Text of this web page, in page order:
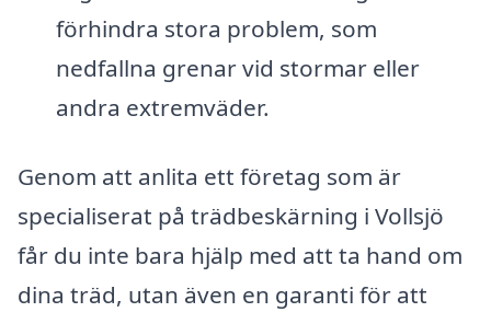
förhindra stora problem, som
nedfallna grenar vid stormar eller
andra extremväder.
Genom att anlita ett företag som är
specialiserat på trädbeskärning i Vollsjö
får du inte bara hjälp med att ta hand om
dina träd, utan även en garanti för att